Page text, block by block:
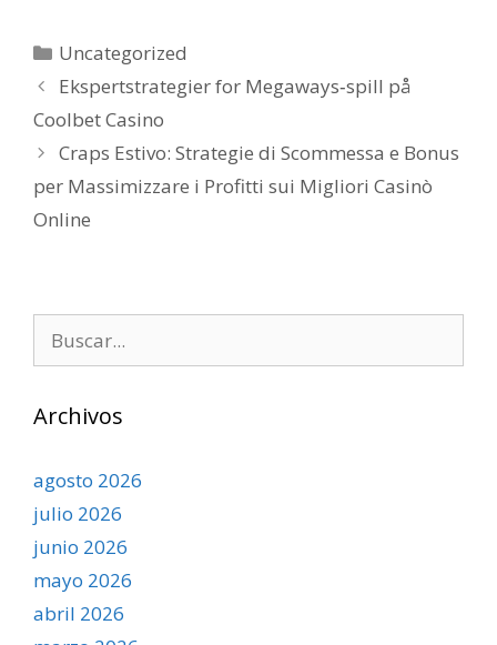
Categorías
Uncategorized
Ekspertstrategier for Megaways‑spill på
Coolbet Casino
Craps Estivo: Strategie di Scommessa e Bonus
per Massimizzare i Profitti sui Migliori Casinò
Online
Archivos
agosto 2026
julio 2026
junio 2026
mayo 2026
abril 2026